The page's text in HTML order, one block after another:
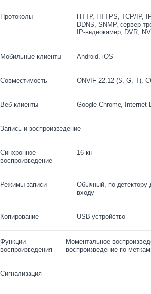
Протоколы
HTTP, HTTPS, TCP/IP,
DDNS, SNMP, сервер
IP-видеокамер, DVR,
Мобильные клиенты Android, iOS
Совместимость ONVIF 22.12 (S, G, T),
Веб-клиенты Google Chrome, Internet
Запись и воспроизведение
Синхронное
воспроизведение
16 кн
Режимы записи
Обычный, по детектору
входу
Копирование USB-устройство
Функции
воспроизведения
Моментальное
воспроизведение по
Сигнализация